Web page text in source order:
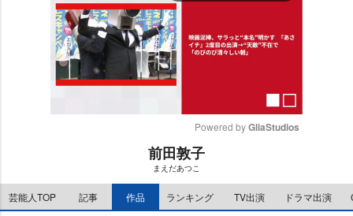
e
Powered by GliaStudios
前田敦子
まえだあつこ
芸能人TOP 記事 作品 ランキング TV出演 ドラマ出演